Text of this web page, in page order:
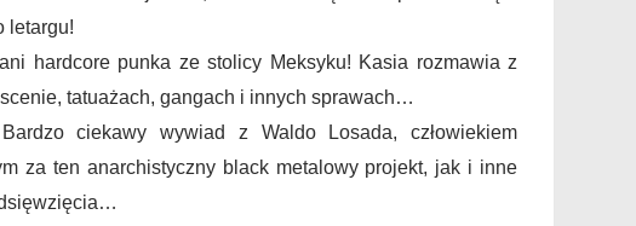
letargu!
hardcore punka ze stolicy Meksyku! Kasia rozmawia z
tatuażach, gangach i innych sprawach…
ciekawy wywiad z Waldo Losada, człowiekiem
za ten anarchistyczny black metalowy projekt, jak i inne